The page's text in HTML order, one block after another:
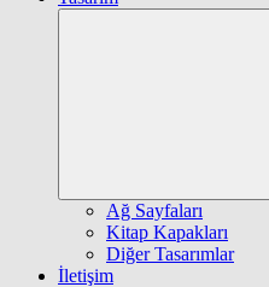
Ağ Sayfaları
Kitap Kapakları
Diğer Tasarımlar
İletişim